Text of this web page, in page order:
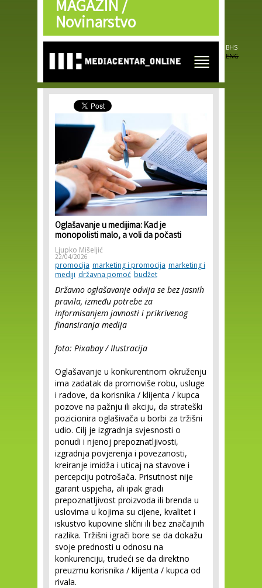
Skip to
main
content
MAGAZIN /
Novinarstvo
BHS
ENG
Oglašavanje u medijima: Kad je
monopolisti malo, a voli da počasti
Ljupko Mišeljić
22/04/2026
promocija marketing i promocija marketing i
mediji državna pomoć budžet
Državno oglašavanje odvija se bez jasnih
pravila, između potrebe za
informisanjem javnosti i prikrivenog
finansiranja medija
foto: Pixabay / Ilustracija
Oglašavanje u konkurentnom okruženju
ima zadatak da promoviše robu, usluge
i radove, da korisnika / klijenta / kupca
pozove na pažnju ili akciju, da strateški
pozicionira oglašivača u borbi za tržišni
udio. Cilj je izgradnja svjesnosti o
ponudi i njenoj prepoznatljivosti,
izgradnja povjerenja i povezanosti,
kreiranje imidža i uticaj na stavove i
percepciju potrošača. Prisutnost nije
garant uspjeha, ali ipak gradi
prepoznatljivost proizvoda ili brenda u
uslovima u kojima su cijene, kvalitet i
iskustvo kupovine slični ili bez značajnih
razlika. Tržišni igrači bore se da dokažu
svoje prednosti u odnosu na
konkurenciju, trudeći se da direktno
preuzmu korisnika / klijenta / kupca od
rivala.